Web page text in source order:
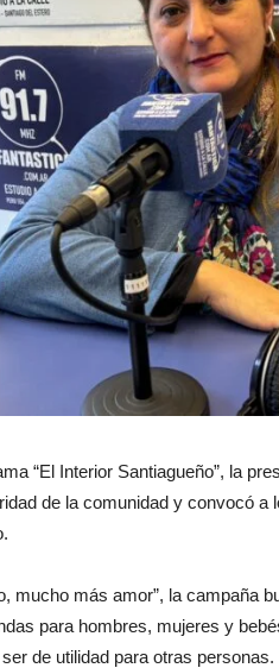
“El Interior Santiagueño”, la
de la comunidad y convocó
mucho más amor”, la campaña
para hombres, mujeres y
de utilidad para otras personas.